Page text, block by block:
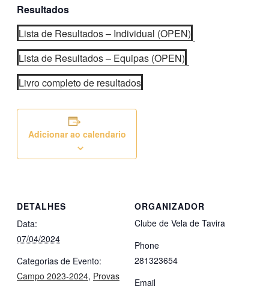
Resultados
Lista de Resultados – Individual (OPEN)
Lista de Resultados – Equipas (OPEN)
Livro completo de resultados
Adicionar ao calendario
DETALHES
Data:
07/04/2024
Categorias de Evento:
Campo 2023-2024, Provas
ORGANIZADOR
Clube de Vela de Tavira
Phone
281323654
Email